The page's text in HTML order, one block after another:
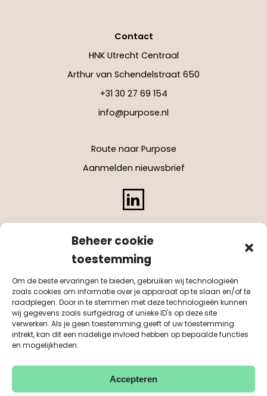
Beheer cookie
toestemming
Om de beste ervaringen te bieden, gebruiken wij technologieën
zoals cookies om informatie over je apparaat op te slaan en/of te
raadplegen. Door in te stemmen met deze technologieën kunnen
wij gegevens zoals surfgedrag of unieke ID's op deze site
verwerken. Als je geen toestemming geeft of uw toestemming
intrekt, kan dit een nadelige invloed hebben op bepaalde functies
en mogelijkheden.
Accepteren
Contact
HNK Utrecht Centraal
Arthur van Schendelstraat 650
+31 30 27 69 154
info@purpose.nl
Route naar Purpose
Aanmelden nieuwsbrief
KvK 55041884 BTW NL851542311B01